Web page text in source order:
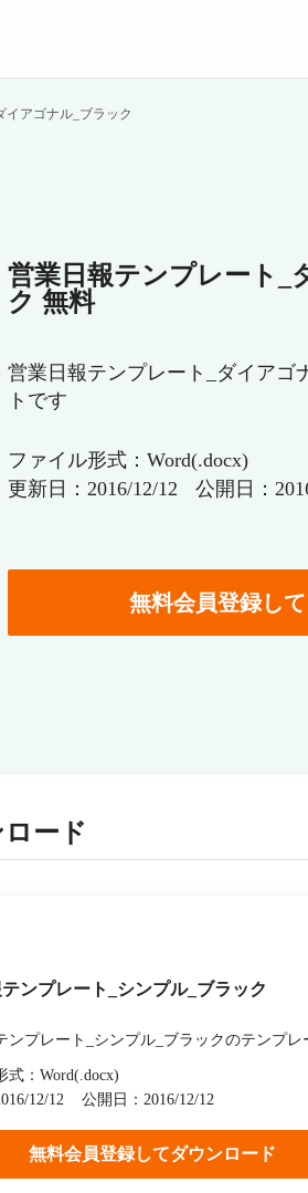
イアゴナル_ブラック
営業日報テンプレート_
ク 無料
営業日報テンプレート_ダイアゴ
トです
ファイル形式：Word(.docx)
更新日：2016/12/12
公開日：
無料会員登録し
ード
ンプレート_シンプル_ブラック
ンプレート_シンプル_ブラックのテンプレ
式：Word(.docx)
12/12
公開日：2016/12/12
無料会員登録してダウンロード